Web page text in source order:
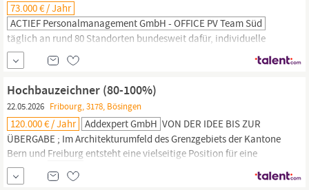
73.000 € / Jahr
ACTIEF Personalmanagement GmbH - OFFICE PV Team Süd
täglich an rund 80 Standorten bundesweit dafür, individuelle
Potenziale zu erkennen und nachhaltige Verbindungen zu
schaffen. Aufgaben In Direktvermittlung suchen wir für unseren
zu 85.000,00€ Jahresbruttogehalt.) Du bringst mehrere Jahre
Berufserfahrung im Bankenumfeld mit und suchst derzeit...
Hochbauzeichner (80-100%)
22.05.2026 Fribourg, 3178, Bösingen
120.000 € / Jahr Addexpert GmbH VON DER IDEE BIS ZUR
ÜBERGABE ; Im Architekturumfeld des Grenzgebiets der Kantone
Bern und Freiburgentsteht eine vielseitige Position für eine
Person, die präzise Planung, direkte Zusammenarbeit und
Projekte von der ersten Idee bis zur Übergabe schätzt. Der